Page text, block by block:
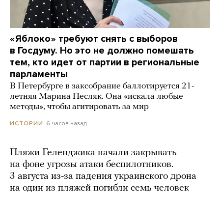
«Яблоко» требуют снять с выборов
в Госдуму. Но это не должно помешать
тем, кто идет от партии в региональные
парламенты
В Петербурге в заксобрание баллотируется 21-
летняя Марина Песляк. Она «искала любые
методы», чтобы агитировать за мир
ИСТОРИИ 6 часов назад
Пляжи Геленджика начали закрывать
на фоне угрозы атаки беспилотников.
3 августа из-за падения украинского дрона
на один из пляжей погибли семь человек